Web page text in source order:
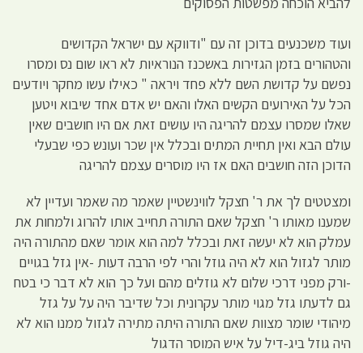
ועוד משכנעים בדוכן זה עם "ודווקא עם ישראל הקדושים
והטהורים בזמן הגזירות באשכנז הנוראיות לא ראו שום נס ומסרו
נפשם על קדושת השם ללא פחד ויראה " כאילו עשו מחקר ויודעים
הכל על האירועים הקשים האלו והאם יש אדם אחד שיבוא ויטען
שאלו שמסרו עצמם להריגה היו עושים זאת אם היו חושבים שאין
עולם הבא ואין תחיית המתים ובכלל אין שכר ועונש כפי שבעלי
הדוכן הזה חושבים האם אז היו מוסרים עצמם להריגה
ומצטטים לך את ר' חצקל לווינשטיין שאמר מה שאמר ועדיין לא
שמענו מאותו ר' חצקל שאם התורה תחייב אותו להרוג ולמחות את
עמלק הוא לא יעשה זאת ובכלל למה הוא אומר שאם מהתורה היה
מותר לגזול הוא לא היה גוזל והרי לפי הרבה דעות -אין גזל בגויים
-ורק מפני דרכי שלום לא גוזלים מהם ועל כך הוא לא דבר כי בטח
גם לדעתו גזל מגוי מותר עקרונית וכל שדיבר היה על על גזל
מיהודי שומר מצוות שאם התורה היתה מתירה לגזול ממנו הוא לא
היה גוזל ביג-דיל על איש המוסר הדגול